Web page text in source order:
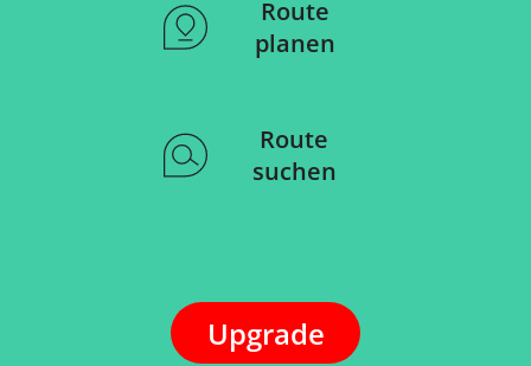
Route
planen
Route
suchen
Upgrade